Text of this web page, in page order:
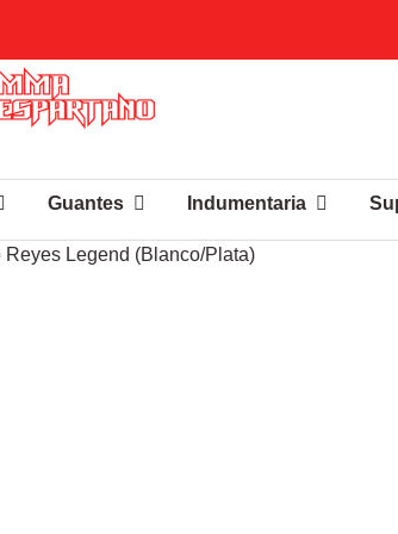
Guantes Indumentaria
Legend (Blanco/Plata)